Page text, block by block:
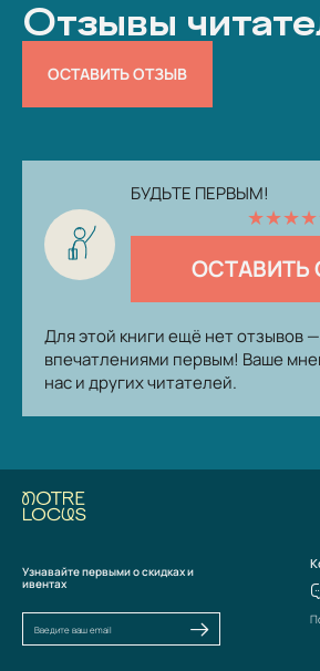
Отзывы
ОСТАВИТЬ ОТЗЫВ
БУДЬТЕ ПЕРВЫМ!
★★★★
ОСТАВИТЬ
Для этой книги ещё нет отзывов
впечатлениями первым! Ваше
нас и других читателей.
Узнавайте первыми о скидках и
ивентах